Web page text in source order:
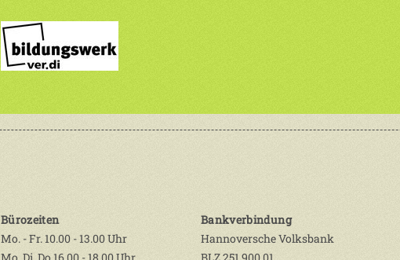
Bürozeiten
Mo. - Fr. 10.00 - 13.00 Uhr
Bankverbindung
Hannoversche Volksbank